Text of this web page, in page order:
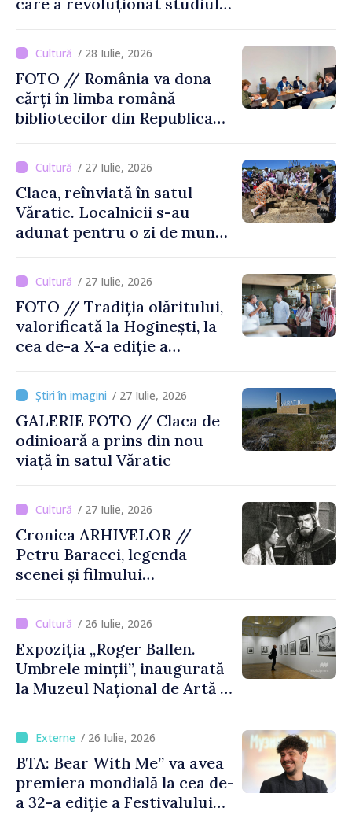
/ 28 Iulie, 2026
FOTO // România va dona
cărți în limba română
bibliotecilor din Republica
/ 27 Iulie, 2026
Claca, reînviată în satul
Văratic. Localnicii s-au
adunat pentru o zi de muncă
/ 27 Iulie, 2026
FOTO // Tradiția olăritului,
valorificată la Hoginești, la
cea de-a X-a ediție a
Vasile Gonciari”
/ 27 Iulie, 2026
GALERIE FOTO // Claca de
odinioară a prins din nou
viață în satul Văratic
/ 27 Iulie, 2026
Cronica ARHIVELOR //
Petru Baracci, legenda
scenei și filmului
/ 26 Iulie, 2026
Expoziția „Roger Ballen.
Umbrele minții”, inaugurată
la Muzeul Național de Artă al
/ 26 Iulie, 2026
BTA: Bear With Me” va avea
premiera mondială la cea de-
a 32-a ediție a Festivalului